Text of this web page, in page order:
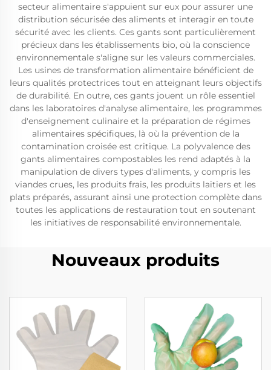
secteur alimentaire s'appuient sur eux pour assurer une
distribution sécurisée des aliments et interagir en toute
sécurité avec les clients. Ces gants sont particulièrement
précieux dans les établissements bio, où la conscience
environnementale s'aligne sur les valeurs commerciales.
Les usines de transformation alimentaire bénéficient de
leurs qualités protectrices tout en atteignant leurs objectifs
de durabilité. En outre, ces gants jouent un rôle essentiel
dans les laboratoires d'analyse alimentaire, les programmes
d'enseignement culinaire et la préparation de régimes
alimentaires spécifiques, là où la prévention de la
contamination croisée est critique. La polyvalence des
gants alimentaires compostables les rend adaptés à la
manipulation de divers types d'aliments, y compris les
viandes crues, les produits frais, les produits laitiers et les
plats préparés, assurant ainsi une protection complète dans
toutes les applications de restauration tout en soutenant
les initiatives de responsabilité environnementale.
Nouveaux produits